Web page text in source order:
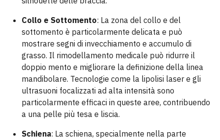
Collo e Sottomento: La zona del collo e del
sottomento è particolarmente delicata e può
mostrare segni di invecchiamento e accumulo di
grasso. Il rimodellamento medicale può ridurre il
doppio mento e migliorare la definizione della linea
mandibolare. Tecnologie come la lipolisi laser e gli
ultrasuoni focalizzati ad alta intensità sono
particolarmente efficaci in queste aree, contribuendo
a una pelle più tesa e liscia.
Schiena: La schiena, specialmente nella parte